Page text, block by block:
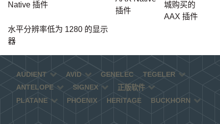
Native 插件
插件
城购买的
AAX 插件
水平分辨率低为 1280 的显示
器
AUDIENT AVID GENELEC
TEGELER
ANTELOPE
SIGNEX
正版软件
PLATANE
PHOENIX HERITAGE BUCKHORN